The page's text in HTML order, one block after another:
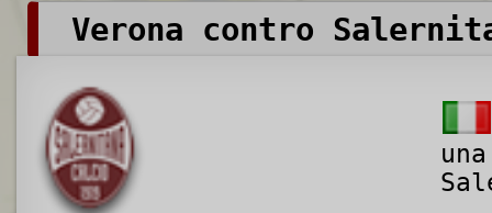
Verona contro